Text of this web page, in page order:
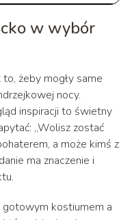
w wybór
żeby mogły same
nocy.
inspiracji to świetny
„Wolisz zostać
a może kimś z
ma znaczenie i
kostiumem a